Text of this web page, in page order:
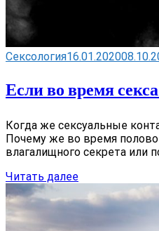
Сексология16.01.2020
Если во время
Когда же сексуальные
Почему же во время
влагалищного секрета или
Читать далее